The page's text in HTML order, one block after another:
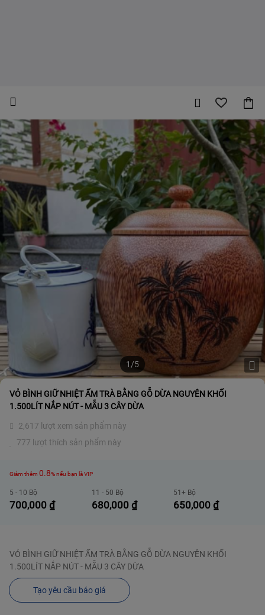
1/5
VỎ BÌNH GIỮ NHIỆT ẤM TRÀ BẰNG GỖ DỪA NGUYÊN KHỐI
1.500LÍT NẮP NÚT - MẪU 3 CÂY DỪA
2,617 lượt xem sản phẩm này
777 lượt thích sản phẩm này
Giảm thêm 0.8% nếu bạn là VIP
700,000 ₫
5 - 10 Bộ
680,000 ₫
11 - 50 Bộ
650,000₫
51+ Bộ
VỎ BÌNH GIỮ NHIỆT ẤM TRÀ BẰNG GỖ DỪA NGUYÊN KHỐI
1.500LÍT NẮP NÚT - MẪU 3 CÂY DỪA
Tạo yêu cầu báo giá